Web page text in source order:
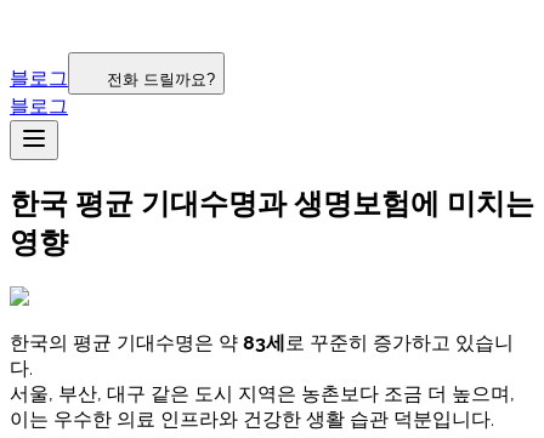
블로그 전화 드릴까요?
블로그
한국 평균 기대수명과 생명보험에 미치는
영향
한국의 평균 기대수명은 약 83세로 꾸준히 증가하고 있습니
다.
서울, 부산, 대구 같은 도시 지역은 농촌보다 조금 더 높으며,
이는 우수한 의료 인프라와 건강한 생활 습관 덕분입니다.